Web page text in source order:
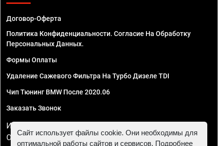
Договор-Оферта
Политика Конфиденциальности. Согласие На Обработку
Персональных Данных.
Формы Оплаты
Удаление Сажевого Фильтра На Турбо Дизеле TDI
Чип Тюнинг BMW После 2020.06
Заказать Звонок
ИП Смирнов Георгий Павлович. ИНН 781302555843,
ОГРНИП 324470400032610
Сайт использует файлы cookie. Они необходимы для
оптимальной работы сайтов и сервисов. Подробнее